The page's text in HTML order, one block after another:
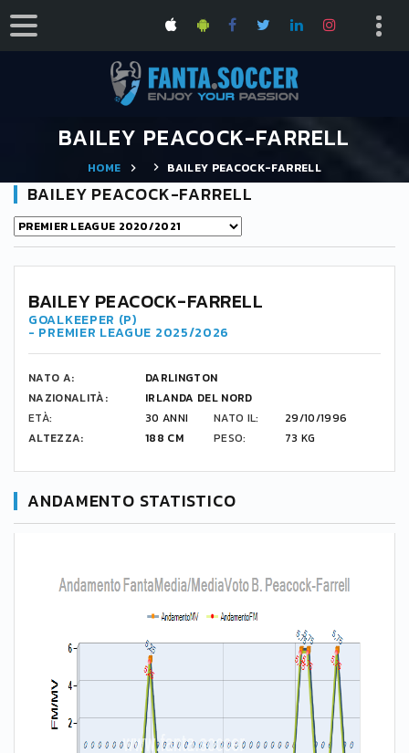
BAILEY PEACOCK-FARRELL
HOME BAILEY PEACOCK-FARRELL
BAILEY PEACOCK-FARRELL
BAILEY PEACOCK-FARRELL
GOALKEEPER (P)
- PREMIER LEAGUE 2025/2026
NATO A:
DARLINGTON
NAZIONALITÀ:
IRLANDA DEL NORD
ETÀ:
30 ANNI NATO IL:
29/10/1996
ALTEZZA:
188 CM PESO: 73 KG
ANDAMENTO STATISTICO